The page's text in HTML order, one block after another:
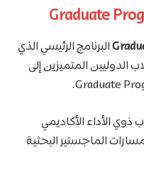
البرنامج الرئيسي الذي
المتميزين إلى
الأداء الأكاديمي
الماجستير البحثية